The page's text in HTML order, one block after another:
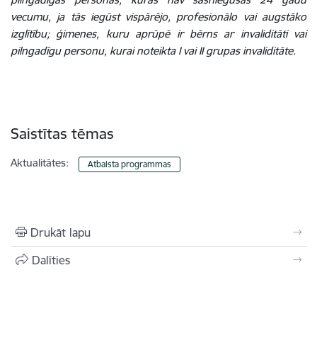
vecumu, ja tās iegūst vispārējo, profesionālo vai augstāko
izglītību; ģimenes, kuru aprūpē ir bērns ar invaliditāti vai
pilngadīgu personu, kurai noteikta I vai II grupas invaliditāte.
Saistītas tēmas
Aktualitātes: Atbalsta programmas
Drukāt lapu
Dalīties